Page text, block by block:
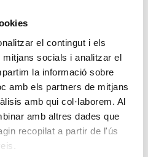
el contingut i els
socials i analitzar el
la informació sobre
amb els partners de mitjans
amb qui col·laborem. Al
amb altres dades que
recopilat a partir de l'ús